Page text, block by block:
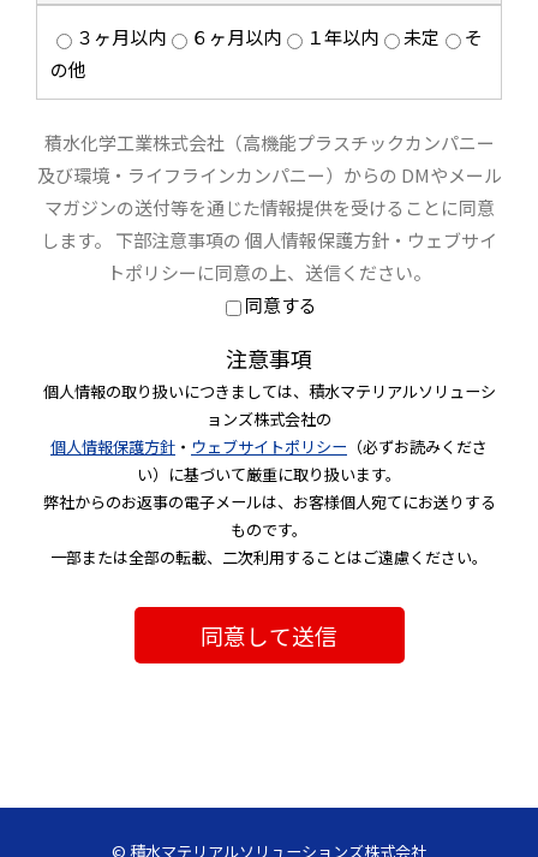
３ヶ月以内 ６ヶ月以内 １年以内 未定
そ
の他
同意する
積水化学工業株式会社（高機能プラスチックカンパニー
及び環境・ライフラインカンパニー）からの DMやメール
マガジンの送付等を通じた情報提供を受けることに同意
します。 下部注意事項の 個人情報保護方針・ウェブサイ
トポリシーに同意の上、送信ください。
注意事項
個人情報の取り扱いにつきましては、積水マテリアルソリューシ
ョンズ株式会社の
個人情報保護方針 ・ ウェブサイトポリシー （必ずお読みくださ
い）に基づいて厳重に取り扱います。
弊社からのお返事の電子メールは、お客様個人宛てにお送りする
ものです。
一部または全部の転載、二次利用することはご遠慮ください。
© 積水マテリアルソリューションズ株式会社